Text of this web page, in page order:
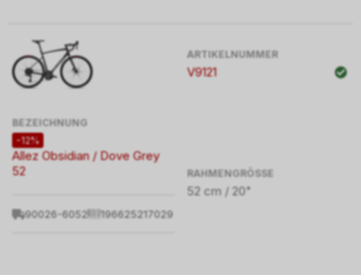
ARTIKELNUMMER
V9121
BEZEICHNUNG
-12%
Allez Obsidian / Dove Grey
52
90026-6052 196625217029
RAHMENGRÖSSE
52 cm / 20"